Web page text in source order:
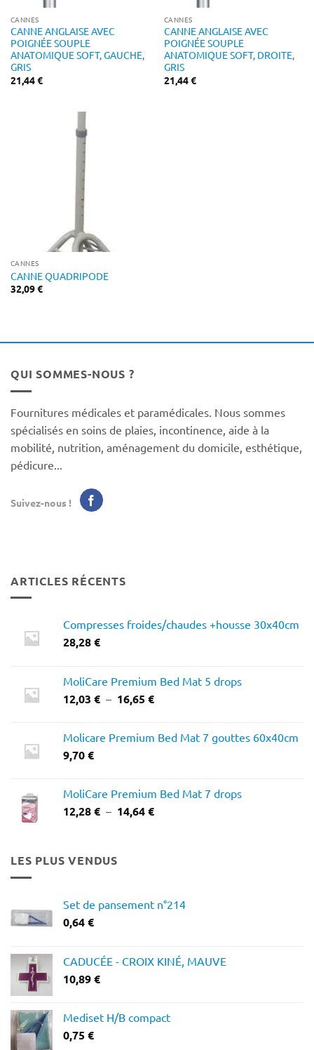
CANNES
CANNE ANGLAISE AVEC
POIGNÉE SOUPLE
ANATOMIQUE SOFT, GAUCHE,
GRIS
21,44€
CANNES
CANNE ANGLAISE AVEC
POIGNÉE SOUPLE
ANATOMIQUE SOFT, DROITE,
GRIS
21,44€
CANNES
CANNE QUADRIPODE
32,09€
QUI SOMMES-NOUS ?
Fournitures médicales et paramédicales. Nous sommes
spécialisés en soins de plaies, incontinence, aide à la
mobilité, nutrition, aménagement du domicile, esthétique,
pédicure...
Suivez-nous !
ARTICLES RÉCENTS
Compresses froides/chaudes +housse 30x40cm
28,28€
MoliCare Premium Bed Mat 5 drops
12,03 € – 16,65€Plage
12,03 €
Molicare Premium Bed Mat 7 gouttes 60x40cm
9,70€
MoliCare Premium Bed Mat 7 drops
12,28€ – 14,64€Plage
LES PLUS VENDUS
Set de pansement n°214
0,64€
CADUCÉE - CROIX KINÉ, MAUVE
10,89€
Mediset H/B compact
0,75€